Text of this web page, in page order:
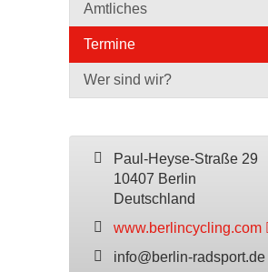
Amtliches
Termine
Wer sind wir?
Paul-Heyse-Straße 29
10407 Berlin
Deutschland
www.berlincycling.com
info@berlin-radsport.de